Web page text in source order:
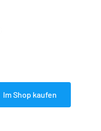
Im Shop kaufen